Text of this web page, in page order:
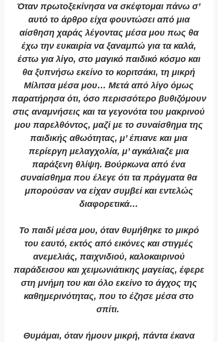
Όταν πρωτοξεκίνησα να σκέφτομαι πάνω σ’
αυτό το άρθρο είχα φουντώσει από μια
αίσθηση χαράς λέγοντας μέσα μου πως θα
έχω την ευκαιρία να ξαναμπώ για τα καλά,
έστω για λίγο, στο μαγικό παιδικό κόσμο και
θα ξυπνήσω εκείνο το κοριτσάκι, τη μικρή
Μίλιτσα μέσα μου… Μετά από λίγο όμως
παρατήρησα ότι, όσο περισσότερο βυθιζόμουν
στις αναμνήσεις και τα γεγονότα του μακρινού
μου παρελθόντος, μαζί με το συναίσθημα της
παιδικής αθωότητας, μ’ έπιανε και μια
περίεργη μελαγχολία, μ’ αγκάλιαζε μια
παράξενη θλίψη. Βούρκωνα από ένα
συναίσθημα που έλεγε ότι τα πράγματα θα
μπορούσαν να είχαν συμβεί και εντελώς
διαφορετικά…
Το παιδί μέσα μου, όταν θυμήθηκε το μικρό
του εαυτό, εκτός από εικόνες και στιγμές
ανεμελιάς, παιχνιδιού, καλοκαιρινού
παράδεισου και χειμωνιάτικης μαγείας, έφερε
στη μνήμη του και όλο εκείνο το άγχος της
καθημερινότητας, που το έζησε μέσα στο
σπίτι.
Θυμάμαι, όταν ήμουν μικρή, πάντα έκανα